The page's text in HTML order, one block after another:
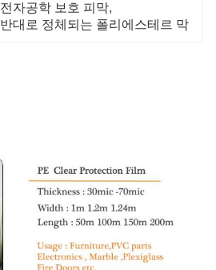
전자공학 보호 피막,
반대로 정체되는 폴리에스테르 막